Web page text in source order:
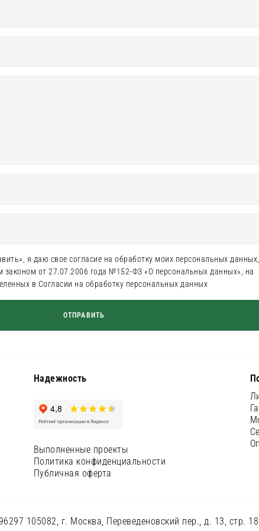
я даю свое согласие на обработку моих персональных
законом от 27.07.2006 года №152-ФЗ «О персональных данных», на
в Согласии на обработку персональных данных
Надежность
Выполненные проекты
Политика конфиденциальности
Публичная оферта
105082, г. Москва, Переведеновский пер., д. 13, стр. 18